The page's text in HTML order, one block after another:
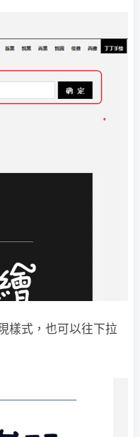
樣式，也可以往下拉